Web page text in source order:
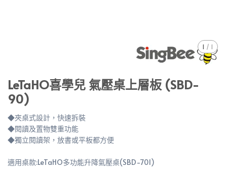
1 / 1
LeTaHO喜學兒 氣壓桌上層板 (SBD-
90)
◆夾桌式設計，快速拆裝
◆閱讀及置物雙重功能
◆獨立閱讀架，放書或平板都方便
適用桌款:LeTaHO多功能升降氣壓桌(SBD-701)